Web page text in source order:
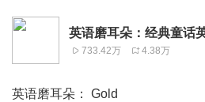
英语磨耳朵：经典童话
733.42万 4.38万
英语磨耳朵： Gold